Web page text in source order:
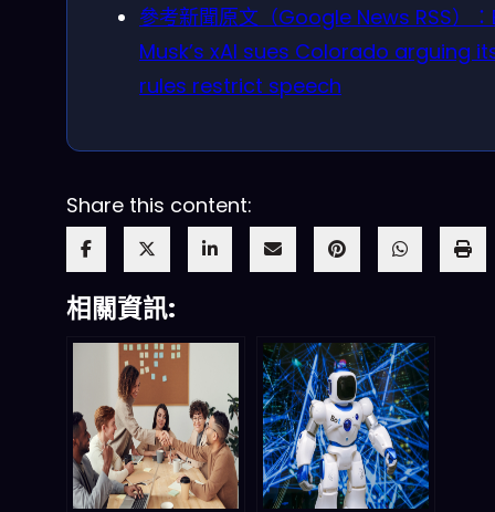
參考新聞原文（Google News RSS）
Musk’s xAI sues Colorado arguing
rules restrict speech
Share this content:
相關資訊: